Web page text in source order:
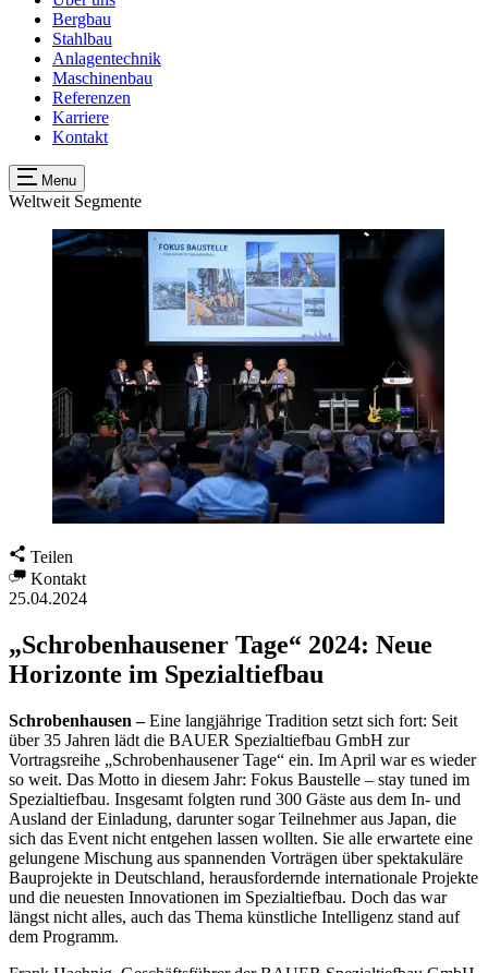
Bergbau
Stahlbau
Anlagentechnik
Maschinenbau
Referenzen
Karriere
Kontakt
Menu
Weltweit Segmente
Teilen
Kontakt
25.04.2024
„Schrobenhausener Tage“ 2024: Neue
Horizonte im Spezialtiefbau
Schrobenhausen –Eine langjährige Tradition setzt sich fort: Seit
über 35 Jahren lädt die BAUER Spezialtiefbau GmbH zur
Vortragsreihe „Schrobenhausener Tage“ ein. Im April war es wieder
so weit. Das Motto in diesem Jahr: Fokus Baustelle – stay tuned im
Spezialtiefbau. Insgesamt folgten rund 300 Gäste aus dem In- und
Ausland der Einladung, darunter sogar Teilnehmer aus Japan, die
sich das Event nicht entgehen lassen wollten. Sie alle erwartete eine
gelungene Mischung aus spannenden Vorträgen über spektakuläre
Bauprojekte in Deutschland, herausfordernde internationale Projekte
und die neuesten Innovationen im Spezialtiefbau. Doch das war
längst nicht alles, auch das Thema künstliche Intelligenz stand auf
dem Programm.